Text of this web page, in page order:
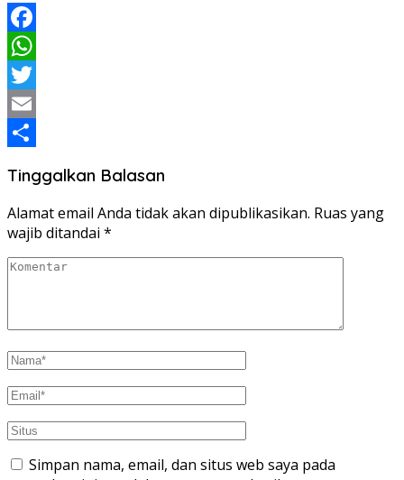
Facebook
WhatsApp
Twitter
Email
Tinggalkan Balasan
Alamat email Anda tidak akan dipublikasikan. Ruas yang
wajib ditandai *
Simpan nama, email, dan situs web saya pada